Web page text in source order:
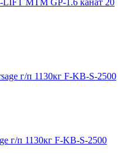
LIFT MTM GP-1.6 канат 20
г/п 1130кг F-KB-S-2500